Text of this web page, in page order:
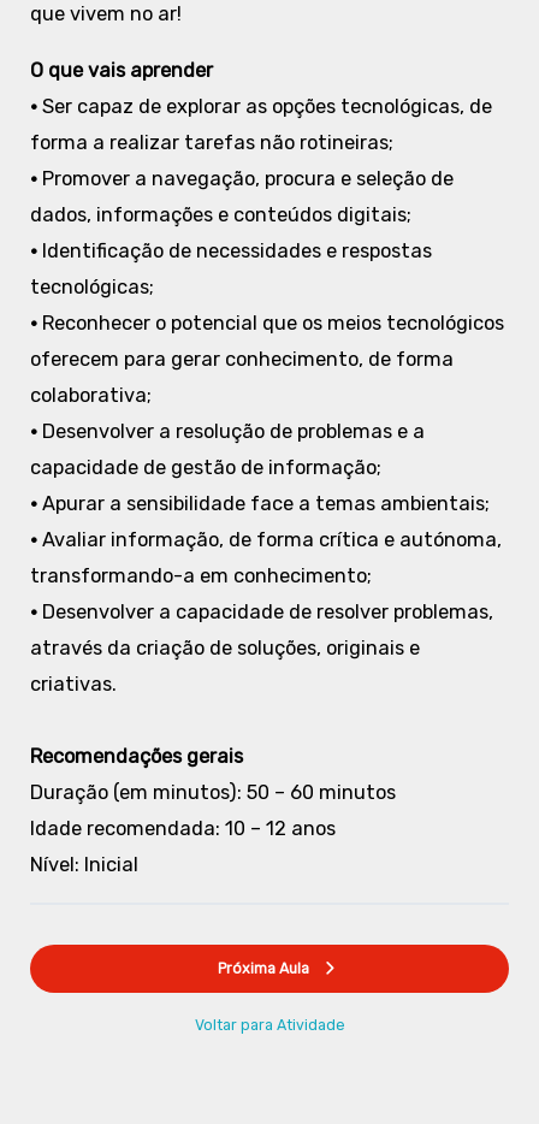
que vivem no ar!
O que vais aprender
•Ser capaz de explorar as opções tecnológicas, de
forma a realizar tarefas não rotineiras;
•Promover a navegação, procura e seleção de
dados, informações e conteúdos digitais;
•Identificação de necessidades e respostas
tecnológicas;
•Reconhecer o potencial que os meios tecnológicos
oferecem para gerar conhecimento, de forma
colaborativa;
•Desenvolver a resolução de problemas e a
capacidade de gestão de informação;
•Apurar a sensibilidade face a temas ambientais;
•Avaliar informação, de forma crítica e autónoma,
transformando-a em conhecimento;
•Desenvolver a capacidade de resolver problemas,
através da criação de soluções, originais e
criativas.
Recomendações gerais
Duração (em minutos): 50 – 60 minutos
Idade recomendada: 10 – 12 anos
Nível: Inicial
Voltar para Atividade
Próxima Aula